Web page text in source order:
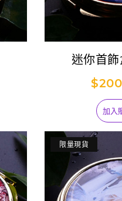
迷你首
$200
加入
限量現貨